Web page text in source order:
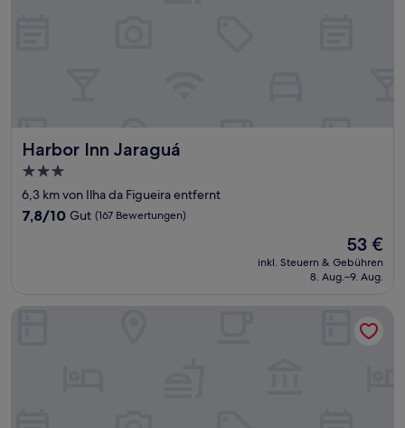
Harbor Inn Jaraguá
Harbor Inn Jaraguá
3.0-
Sterne-
Unterkunft
6,3 km von Ilha da Figueira entfernt
7.8
7,8/10 Gut (167 Bewertungen)
Der
Preis
beträgt
53 €
inkl. Steuern & Gebühren
8. Aug.–9. Aug.
Saint Sebastian 506 Duplex no Centro